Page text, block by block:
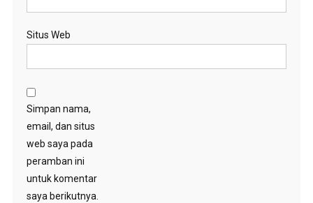
Situs Web
Simpan nama,
email, dan situs
web saya pada
peramban ini
untuk komentar
saya berikutnya.